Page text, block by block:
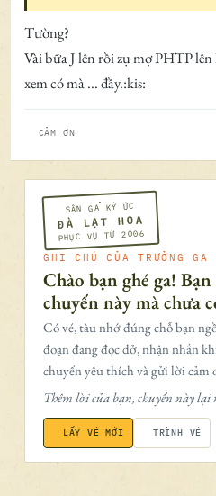
Tường?
Vài bữa J lên rồi zụ mợ PHTP
xem có mà ... đầy.:kis:
CẢM ƠN
SÂN GA KÝ ỨC
ĐÀ LẠT HOA
PHỤC VỤ TỪ 2006
GHI CHÚ CỦA TRƯỞNG GA
Chào bạn ghé ga!
chuyến này mà chưa
Có vé, tàu nhớ đúng chỗ bạn
đoạn đang đọc dở, nhận nhắn
chuyến yêu thích và gửi lời cảm
Thêm lời của bạn, chuyến này
LẤY VÉ MỚI TRÌNH VÉ